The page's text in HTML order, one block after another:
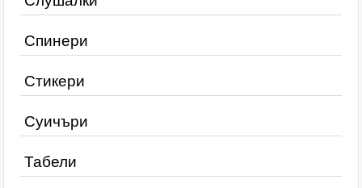
Спинери
Стикери
Суичъри
Табели